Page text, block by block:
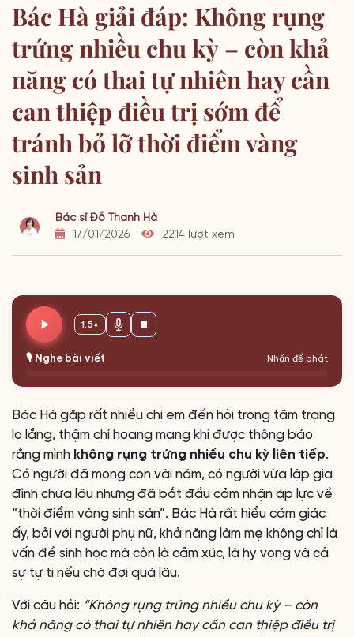
Bác Hà giải đáp: Không rụng
trứng nhiều chu kỳ – còn khả
năng có thai tự nhiên hay cần
can thiệp điều trị sớm để
tránh bỏ lỡ thời điểm vàng
sinh sản
Bác sĩ Đỗ Thanh Hà
17/01/2026 -
2214 lượt xem
🎙️ Nghe bài viết Nhấn để phát
1.5×
Bác Hà gặp rất nhiều chị em đến hỏi trong tâm trạng
lo lắng, thậm chí hoang mang khi được thông báo
rằng mình không rụng trứng nhiều chu kỳ liên tiếp.
Có người đã mong con vài năm, có người vừa lập gia
đình chưa lâu nhưng đã bắt đầu cảm nhận áp lực về
“thời điểm vàng sinh sản”. Bác Hà rất hiểu cảm giác
ấy, bởi với người phụ nữ, khả năng làm mẹ không chỉ là
vấn đề sinh học mà còn là cảm xúc, là hy vọng và cả
sự tự ti nếu chờ đợi quá lâu.
Với câu hỏi: “Không rụng trứng nhiều chu kỳ – còn
khả năng có thai tự nhiên hay cần can thiệp điều trị